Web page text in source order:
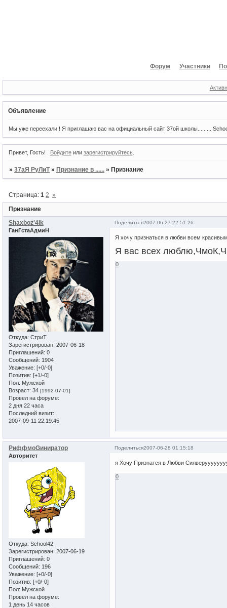
Форум Участники
Объявление
Мы уже переехали ! Я приглашаю вас на официальный сайт 37ой школы.........
Привет, Гость! Войдитеили зарегистрируйтесь.
»37аЯ РуЛиТ »Признание в ...... »Признание
Признание
Страница:1 2 »
Поделиться2007-06-27 22:51:26
Shaxboz'4ik
ГанГстаАдмиН
Откуда: СтриТ
Зарегистрирован: 2007-06-18
Приглашений: 0
Сообщений: 1904
Уважение: [+0/-0]
Позитив: [+1/-0]
Пол: Мужской
Возраст: 34 [1992-07-01]
Провел на форуме:
2 дня 22 часа
Последний визит:
2007-09-11 22:19:45
Я хочу признаться в любви всем
Я вас всех
0
Поделиться2007-06-28 01:15:18
РиффмоGиниратор
Авторитет
Откуда: School42
Зарегистрирован: 2007-06-19
Приглашений: 0
Сообщений: 196
Уважение: [+0/-0]
Позитив: [+0/-0]
Пол: Мужской
Провел на форуме:
1 день 14 часов
я Хочу Признатся в Любви
0